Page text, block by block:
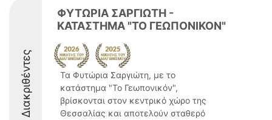
Διακριθέντες
ΦΥΤΩΡΙΑ ΣΑΡΓΙΩΤΗ -
ΚΑΤΑΣΤΗΜΑ "ΤΟ ΓΕΩΠΟΝΙΚΟΝ"
Τα Φυτώρια Σαργιώτη, με το
κατάστημα "Το Γεωπονικόν",
βρίσκονται στον κεντρικό χώρο της
Θεσσαλίας και αποτελούν σταθερό